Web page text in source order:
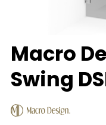
Macro
Swing